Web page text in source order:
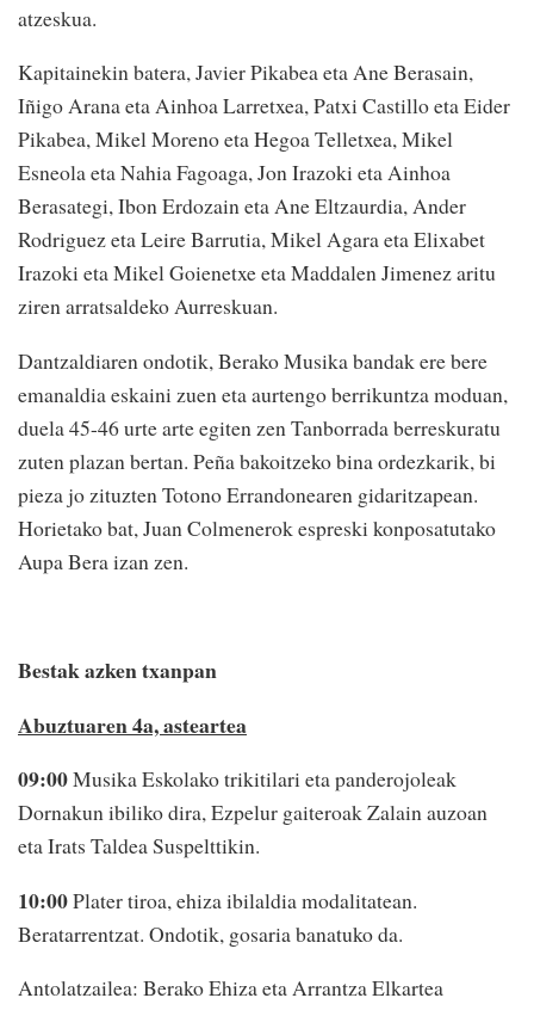
atzeskua.
Kapitainekin batera, Javier Pikabea eta Ane Berasain,
Iñigo Arana eta Ainhoa Larretxea, Patxi Castillo eta Eider
Pikabea, Mikel Moreno eta Hegoa Telletxea, Mikel
Esneola eta Nahia Fagoaga, Jon Irazoki eta Ainhoa
Berasategi, Ibon Erdozain eta Ane Eltzaurdia, Ander
Rodriguez eta Leire Barrutia, Mikel Agara eta Elixabet
Irazoki eta Mikel Goienetxe eta Maddalen Jimenez aritu
ziren arratsaldeko Aurreskuan.
Dantzaldiaren ondotik, Berako Musika bandak ere bere
emanaldia eskaini zuen eta aurtengo berrikuntza moduan,
duela 45-46 urte arte egiten zen Tanborrada berreskuratu
zuten plazan bertan. Peña bakoitzeko bina ordezkarik, bi
pieza jo zituzten Totono Errandonearen gidaritzapean.
Horietako bat, Juan Colmenerok espreski konposatutako
Aupa Bera izan zen.
Bestak azken txanpan
Abuztuaren 4a, asteartea
09:00Musika Eskolako trikitilari eta panderojoleak
Dornakun ibiliko dira, Ezpelur gaiteroak Zalain auzoan
eta Irats Taldea Suspelttikin.
10:00Plater tiroa, ehiza ibilaldia modalitatean.
Beratarrentzat. Ondotik, gosaria banatuko da.
Antolatzailea: Berako Ehiza eta Arrantza Elkartea